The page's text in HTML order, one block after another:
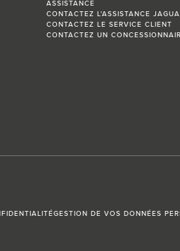
ASSISTANCE
CONTACTEZ L'ASSISTANCE
CONTACTEZ LE SERVICE CLIENT
CONTACTEZ UN
GESTION DE VOS DONNÉES